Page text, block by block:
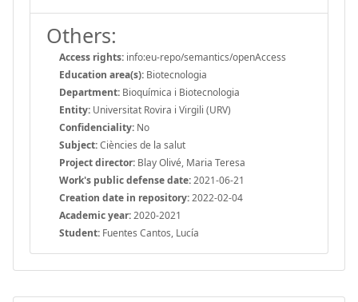
Others:
Access rights: info:eu-repo/semantics/openAccess
Education area(s): Biotecnologia
Department: Bioquímica i Biotecnologia
Entity: Universitat Rovira i Virgili (URV)
Confidenciality: No
Subject:Ciències de la salut
Project director: Blay Olivé, Maria Teresa
Work's public defense date:2021-06-21
Creation date in repository:2022-02-04
Academic year:2020-2021
Student: Fuentes Cantos, Lucía